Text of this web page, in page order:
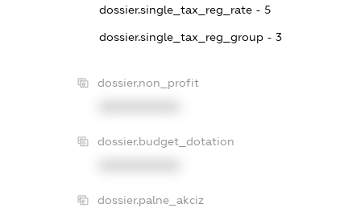
dossier.single_tax_reg_rate - 5
dossier.single_tax_reg_group - 3
dossier.non_profit
dossier.budget_dotation
dossier.palne_akciz